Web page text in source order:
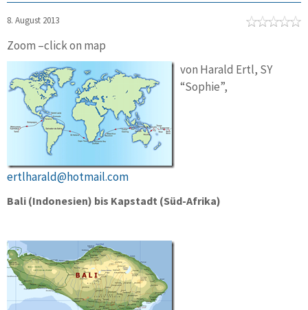
8. August 2013
Zoom –click on map
von Harald Ertl, SY
“Sophie”,
ertlharald@hotmail.com
Bali (Indonesien) bis Kapstadt (Süd-Afrika)